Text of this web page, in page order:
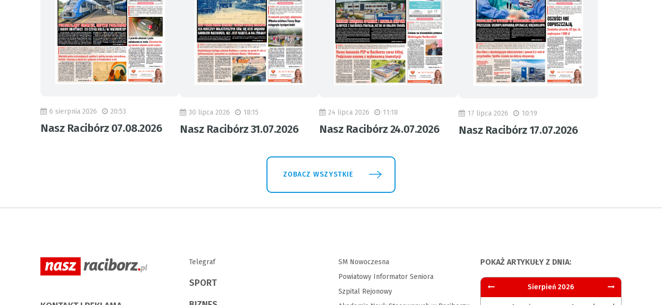
6 sierpnia 2026 20:53
Nasz Racibórz 07.08.2026
30 lipca 2026 18:15
Nasz Racibórz 31.07.2026
24 lipca 2026 11:18
Nasz Racibórz 24.07.2026
17 lipca 2026 10:19
Nasz Racibórz 17.07.2026
ZOBACZ WSZYSTKIE
Telegraf
SPORT
SM Nowoczesna
Powiatowy Informator Seniora
Szpital Rejonowy
POKAŻ ARTYKUŁY Z DNIA:
Sierpień 2026